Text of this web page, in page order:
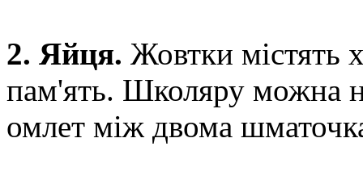
2. Яйця. Жовтки містять
пам'ять. Школяру можна
омлет між двома